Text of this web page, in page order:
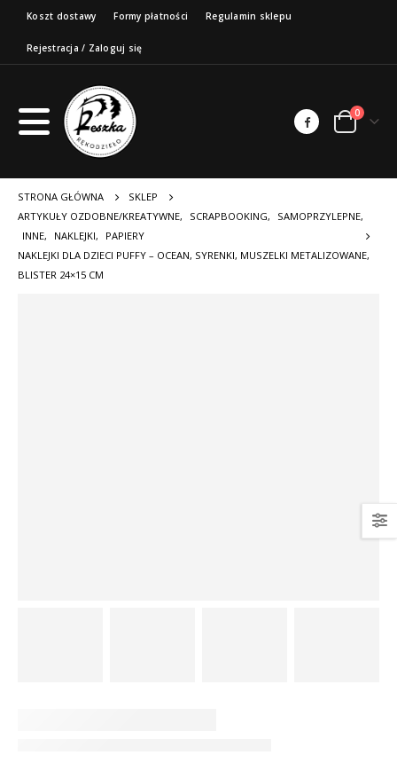
Koszt dostawy Formy płatności Regulamin sklepu
Rejestracja / Zaloguj się
0
STRONA GŁÓWNA
SKLEP
ARTYKUŁY OZDOBNE/KREATYWNE, SCRAPBOOKING, SAMOPRZYLEPNE,
INNE, NAKLEJKI,
PAPIERY
NAKLEJKI DLA DZIECI PUFFY – OCEAN, SYRENKI, MUSZELKI METALIZOWANE,
BLISTER 24×15 CM